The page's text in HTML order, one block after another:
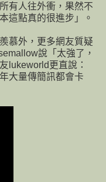
有人往外衝，果然不
這點真的很進步」。
慕外，更多網友質疑
說「太強了，
lukeworld更直說：
大量傳簡訊都會卡